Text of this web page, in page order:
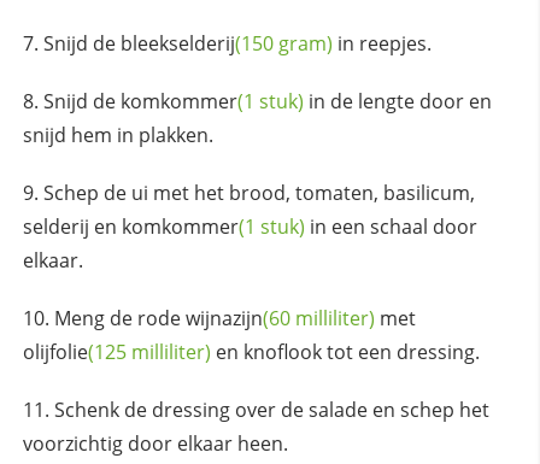
Snijd de bleekselderij(150 gram) in reepjes.
Snijd de komkommer(1 stuk) in de lengte door en
snijd hem in plakken.
Schep de ui met het brood, tomaten, basilicum,
selderij en komkommer(1 stuk) in een schaal door
elkaar.
Meng de rodewijnazijn(60 milliliter) met
olijfolie(125 milliliter) en knoflook tot een dressing.
Schenk de dressing over de salade en schep het
voorzichtig door elkaar heen.